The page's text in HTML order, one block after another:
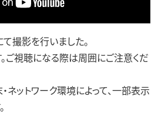
撮影を行いました。
ご視聴になる際は周囲にご注意くだ
ットワーク環境によって、一部表示